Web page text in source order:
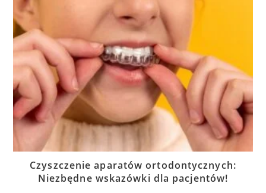
Czyszczenie aparatów ortodontycznych:
Niezbędne wskazówki dla pacjentów!